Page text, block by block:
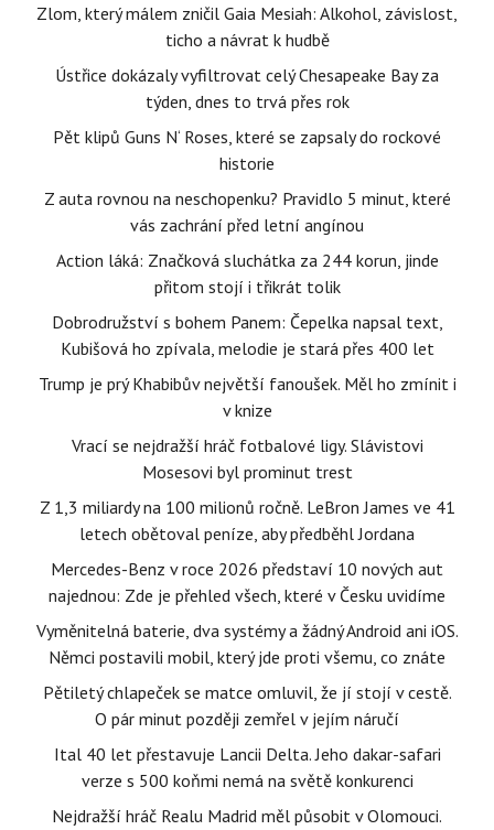
Zlom, který málem zničil Gaia Mesiah: Alkohol, závislost,
ticho a návrat k hudbě
Ústřice dokázaly vyfiltrovat celý Chesapeake Bay za
týden, dnes to trvá přes rok
Pět klipů Guns N‘ Roses, které se zapsaly do rockové
historie
Z auta rovnou na neschopenku? Pravidlo 5 minut, které
vás zachrání před letní angínou
Action láká: Značková sluchátka za 244 korun, jinde
přitom stojí i třikrát tolik
Dobrodružství s bohem Panem: Čepelka napsal text,
Kubišová ho zpívala, melodie je stará přes 400 let
Trump je prý Khabibův největší fanoušek. Měl ho zmínit i
v knize
Vrací se nejdražší hráč fotbalové ligy. Slávistovi
Mosesovi byl prominut trest
Z 1,3 miliardy na 100 milionů ročně. LeBron James ve 41
letech obětoval peníze, aby předběhl Jordana
Mercedes-Benz v roce 2026 představí 10 nových aut
najednou: Zde je přehled všech, které v Česku uvidíme
Vyměnitelná baterie, dva systémy a žádný Android ani iOS.
Němci postavili mobil, který jde proti všemu, co znáte
Pětiletý chlapeček se matce omluvil, že jí stojí v cestě.
O pár minut později zemřel v jejím náručí
Ital 40 let přestavuje Lancii Delta. Jeho dakar-safari
verze s 500 koňmi nemá na světě konkurenci
Nejdražší hráč Realu Madrid měl působit v Olomouci.